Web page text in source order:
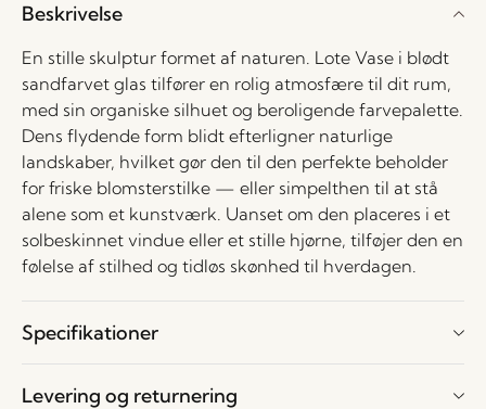
Beskrivelse
En stille skulptur formet af naturen. Lote Vase i blødt
sandfarvet glas tilfører en rolig atmosfære til dit rum,
med sin organiske silhuet og beroligende farvepalette.
Dens flydende form blidt efterligner naturlige
landskaber, hvilket gør den til den perfekte beholder
for friske blomsterstilke — eller simpelthen til at stå
alene som et kunstværk. Uanset om den placeres i et
solbeskinnet vindue eller et stille hjørne, tilføjer den en
følelse af stilhed og tidløs skønhed til hverdagen.
Specifikationer
Levering og returnering